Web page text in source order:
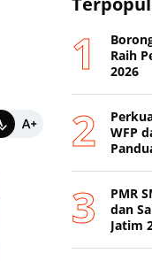
Raih
2026
WFP
PMR
dan
Jatim